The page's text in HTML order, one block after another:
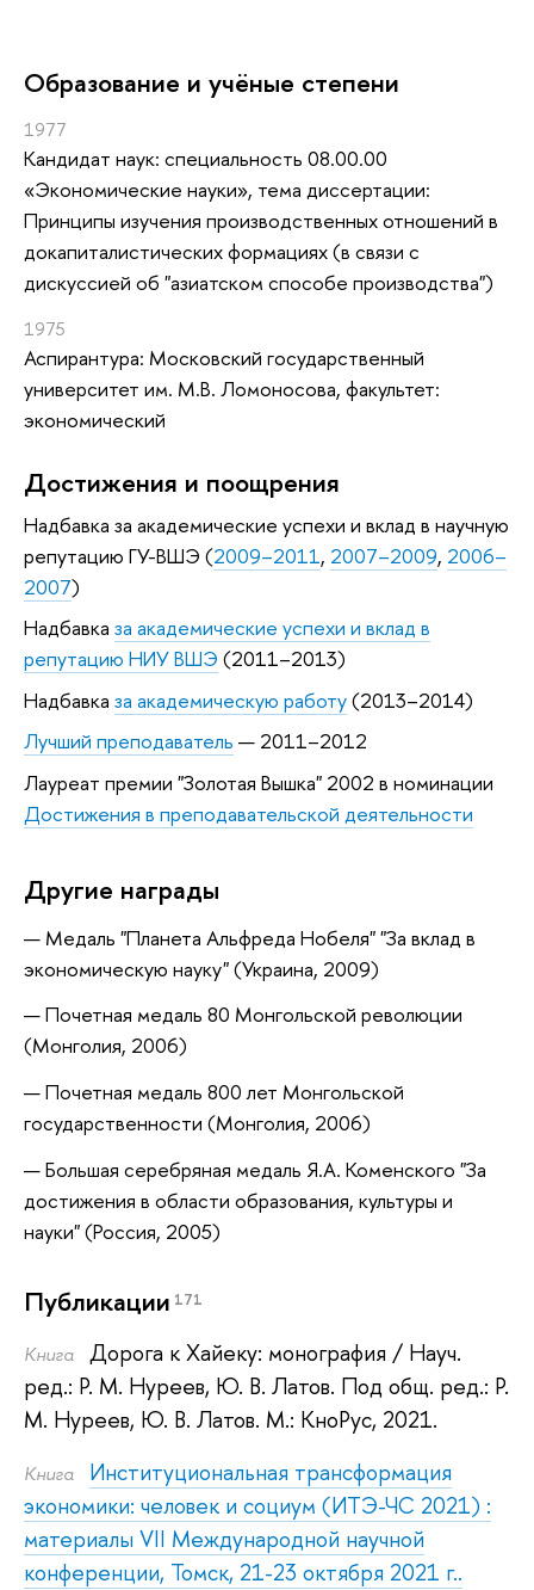
Oбразование и учёные степени
1977
Кандидат наук: специальность 08.00.00
«Экономические науки», тема диссертации:
Принципы изучения производственных отношений в
докапиталистических формациях (в связи с
дискуссией об "азиатском способе производства")
1975
Аспирантура: Московский государственный
университет им. М.В. Ломоносова, факультет:
экономический
Достижения и поощрения
Надбавка за академические успехи и вклад в научную
репутацию ГУ-ВШЭ (2009–2011, 2007–2009, 2006–
2007)
Надбавка за академические успехи и вклад в
репутацию НИУ ВШЭ (2011–2013)
Надбавка за академическую работу(2013–2014)
Лучший преподаватель — 2011–2012
Лауреат премии "Золотая Вышка" 2002 в номинации
Достижения в преподавательской деятельности
Другие награды
Медаль "Планета Альфреда Нобеля" "За вклад в
экономическую науку" (Украина, 2009)
Почетная медаль 80 Монгольской революции
(Монголия, 2006)
Почетная медаль 800 лет Монгольской
государственности (Монголия, 2006)
Большая серебряная медаль Я.А. Коменского "За
достижения в области образования, культуры и
науки" (Россия, 2005)
Публикации 171
Книга Дорога к Хайеку: монография / Науч.
ред.: Р. М. Нуреев, Ю. В. Латов. Под общ. ред.: Р.
М. Нуреев, Ю. В. Латов. М.: КноРус, 2021.
Книга
Институциональная трансформация
экономики: человек и социум (ИТЭ-ЧС 2021) :
материалы VII Международной научной
конференции, Томск, 21-23 октября 2021 г..